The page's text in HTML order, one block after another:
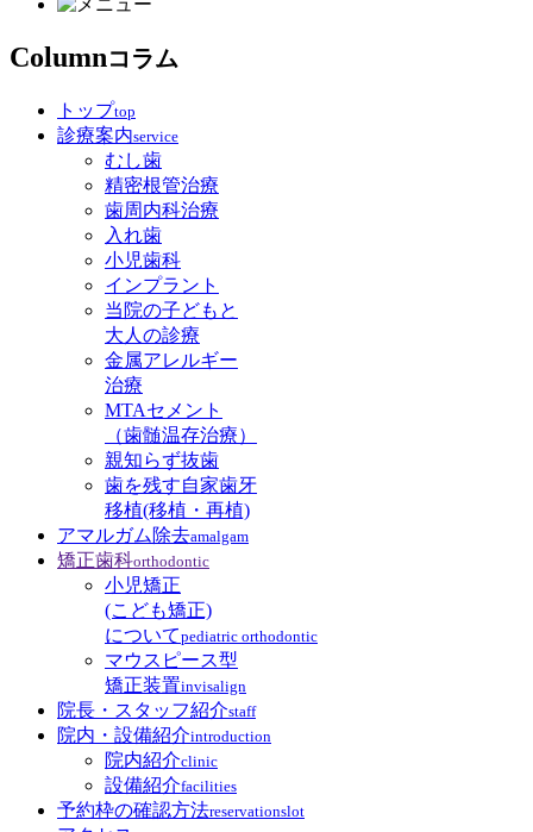
Columnコラム
トップtop
診療案内service
むし歯
精密根管治療
歯周内科治療
入れ歯
小児歯科
インプラント
当院の子どもと
大人の診療
金属アレルギー
治療
MTAセメント
（歯髄温存治療）
親知らず抜歯
歯を残す自家歯牙
移植(移植・再植)
アマルガム除去amalgam
矯正歯科orthodontic
小児矯正
(こども矯正)
についてpediatric orthodontic
マウスピース型
矯正装置invisalign
院長・スタッフ紹介staff
院内・設備紹介introduction
院内紹介clinic
設備紹介facilities
予約枠の確認方法reservationslot